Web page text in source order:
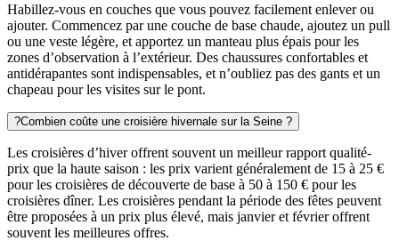
Habillez-vous en couches que vous pouvez facilement enlever ou
ajouter. Commencez par une couche de base chaude, ajoutez un pull
ou une veste légère, et apportez un manteau plus épais pour les
zones d’observation à l’extérieur. Des chaussures confortables et
antidérapantes sont indispensables, et n’oubliez pas des gants et un
chapeau pour les visites sur le pont.
?Combien coûte une croisière hivernale sur la Seine ?
Les croisières d’hiver offrent souvent un meilleur rapport qualité-
prix que la haute saison : les prix varient généralement de 15 à 25 €
pour les croisières de découverte de base à 50 à 150 € pour les
croisières dîner. Les croisières pendant la période des fêtes peuvent
être proposées à un prix plus élevé, mais janvier et février offrent
souvent les meilleures offres.